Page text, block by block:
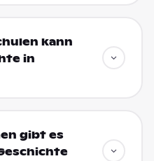
kann
in
gibt es